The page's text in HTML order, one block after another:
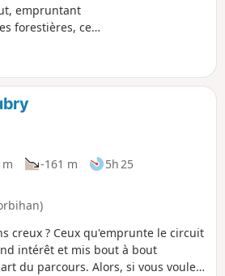
empruntant
forestières, ce
: villages,
m -161 m
5h 25
creux ? Ceux qu'emprunte le circuit
intérêt et mis bout à bout
du parcours. Alors, si vous voulez